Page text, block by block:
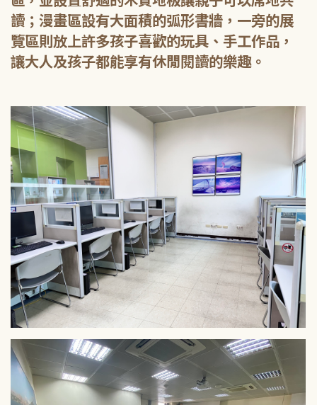
讀；漫畫區設有大面積的弧形書牆，一旁的展
覽區則放上許多孩子喜歡的玩具、手工作品，
讓大人及孩子都能享有休閒閱讀的樂趣。